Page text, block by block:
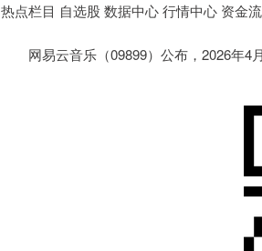
热点栏目 自选股 数据中心 行情中心 资金
网易云音乐（09899）公布，2026年4月